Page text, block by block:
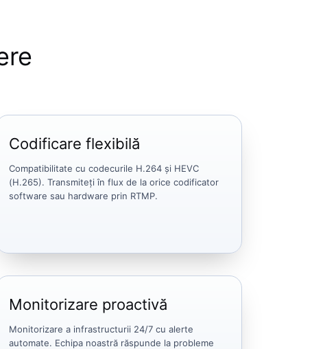
Codificare flexibilă
Compatibilitate cu codecurile H.264 și HEVC
(H.265). Transmiteți în flux de la orice codificator
software sau hardware prin RTMP.
Monitorizare proactivă
Monitorizare a infrastructurii 24/7 cu alerte
automate. Echipa noastră răspunde la probleme